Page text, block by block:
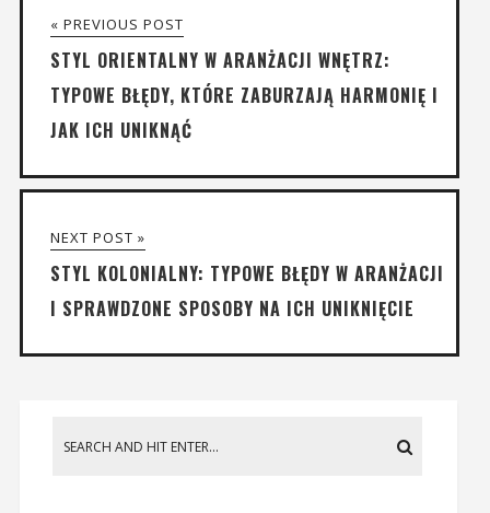
« PREVIOUS POST
STYL ORIENTALNY W ARANŻACJI WNĘTRZ:
TYPOWE BŁĘDY, KTÓRE ZABURZAJĄ HARMONIĘ I
JAK ICH UNIKNĄĆ
NEXT POST »
STYL KOLONIALNY: TYPOWE BŁĘDY W ARANŻACJI
I SPRAWDZONE SPOSOBY NA ICH UNIKNIĘCIE